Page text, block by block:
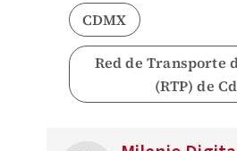
CDMX
Red de Transporte
(RTP) de